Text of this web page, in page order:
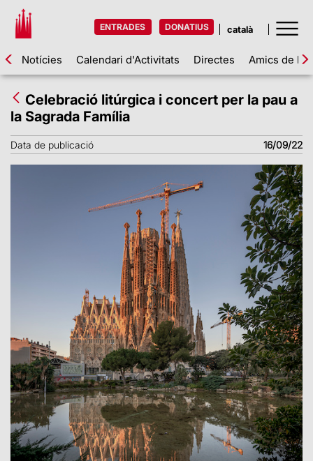
ENTRADES DONATIUS
Notícies Calendari d'Activitats Directes Amics de la
Celebració litúrgica i concert per la pau a
la Sagrada Família
Data de publicació 16/09/22